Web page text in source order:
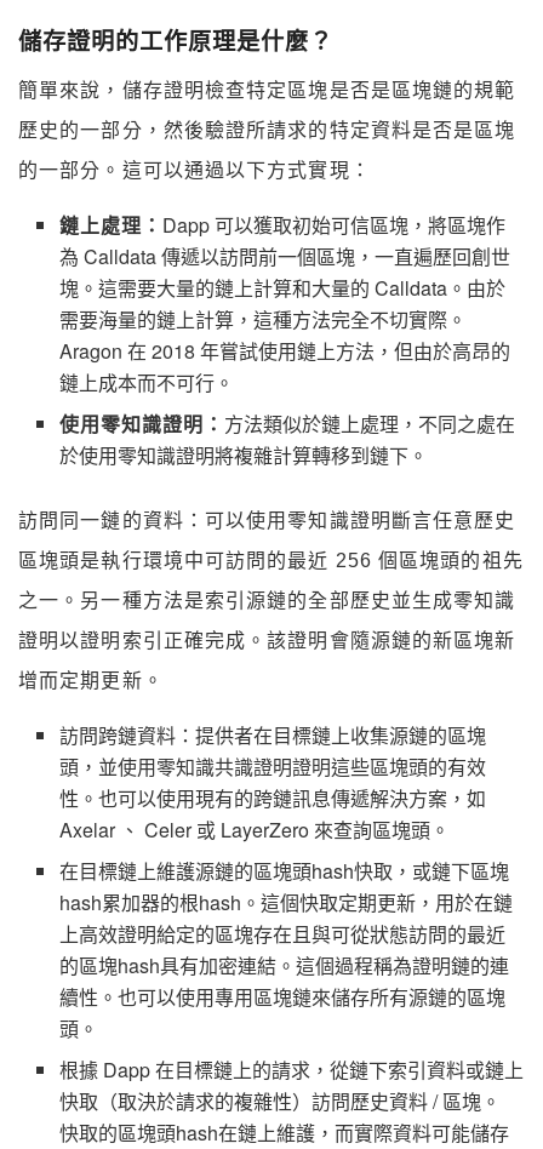
儲存證明的工作原理是什麼？
簡單來說，儲存證明檢查特定區塊是否是區塊鏈的規範
歷史的一部分，然後驗證所請求的特定資料是否是區塊
的一部分。這可以通過以下方式實現：
鏈上處理： Dapp 可以獲取初始可信區塊，將區塊作
為 Calldata 傳遞以訪問前一個區塊，一直遍歷回創世
塊。這需要大量的鏈上計算和大量的 Calldata。由於
需要海量的鏈上計算，這種方法完全不切實際。
Aragon 在 2018 年嘗試使用鏈上方法，但由於高昂的
鏈上成本而不可行。
使用零知識證明： 方法類似於鏈上處理，不同之處在
於使用零知識證明將複雜計算轉移到鏈下。
訪問同一鏈的資料：可以使用零知識證明斷言任意歷史
區塊頭是執行環境中可訪問的最近 256 個區塊頭的祖先
之一。另一種方法是索引源鏈的全部歷史並生成零知識
證明以證明索引正確完成。該證明會隨源鏈的新區塊新
增而定期更新。
訪問跨鏈資料：提供者在目標鏈上收集源鏈的區塊
頭，並使用零知識共識證明證明這些區塊頭的有效
性。也可以使用現有的跨鏈訊息傳遞解決方案，如
Axelar 、 Celer 或 LayerZero 來查詢區塊頭。
在目標鏈上維護源鏈的區塊頭hash快取，或鏈下區塊
hash累加器的根hash。這個快取定期更新，用於在鏈
上高效證明給定的區塊存在且與可從狀態訪問的最近
的區塊hash具有加密連結。這個過程稱為證明鏈的連
續性。也可以使用專用區塊鏈來儲存所有源鏈的區塊
頭。
根據 Dapp 在目標鏈上的請求，從鏈下索引資料或鏈上
快取（取決於請求的複雜性）訪問歷史資料 / 區塊。
快取的區塊頭hash在鏈上維護，而實際資料可能儲存